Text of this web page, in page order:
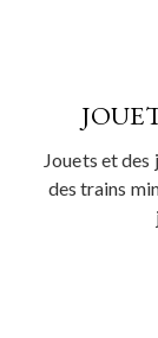
Jouets et des
des trains